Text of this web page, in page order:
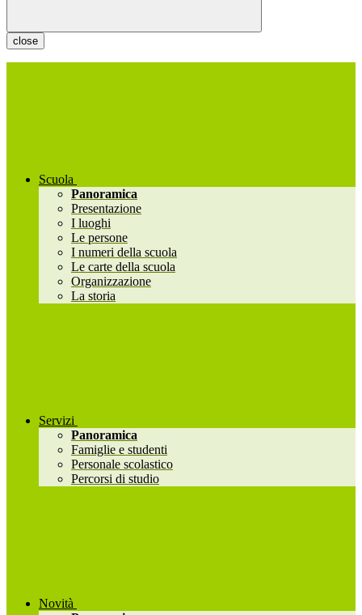
close
Scuola
Panoramica
Presentazione
I luoghi
Le persone
I numeri della scuola
Le carte della scuola
Organizzazione
La storia
Servizi
Panoramica
Famiglie e studenti
Personale scolastico
Percorsi di studio
Novità